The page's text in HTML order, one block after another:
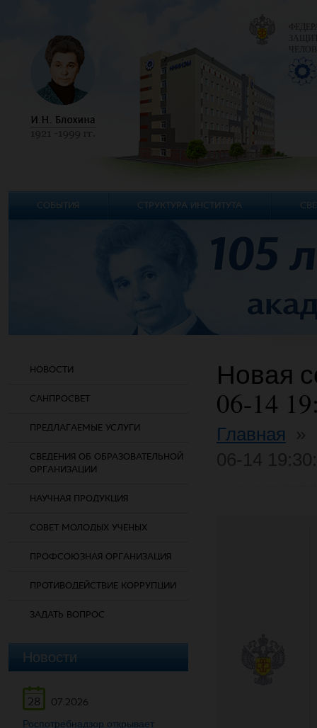
НОВОСТИ
САНПРОСВЕТ
ПРЕДЛАГАЕМЫЕ УСЛУГИ
СВЕДЕНИЯ ОБ ОБРАЗОВАТЕЛЬНОЙ
ОРГАНИЗАЦИИ
НАУЧНАЯ ПРОДУКЦИЯ
СОВЕТ МОЛОДЫХ УЧЕНЫХ
ПРОФСОЮЗНАЯ ОРГАНИЗАЦИЯ
ПРОТИВОДЕЙСТВИЕ КОРРУПЦИИ
ЗАДАТЬ ВОПРОС
Новости
28
07.2026
Роспотребнадзор открывает
Новая
06-14
Главная
СОБЫТИЯ СТРУКТУРА ИНСТИТУТА